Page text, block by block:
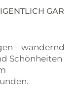
GAR
– wandernd
Schönheiten